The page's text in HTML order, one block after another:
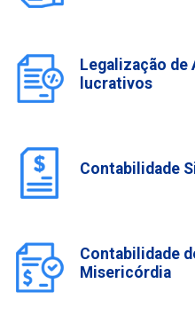
Legalização
lucrativos
Contabilidade
Contabilidade
Misericórdia